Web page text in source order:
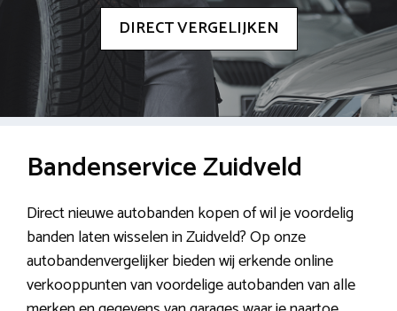
DIRECT VERGELIJKEN
Bandenservice Zuidveld
Direct nieuwe autobanden kopen of wil je voordelig
banden laten wisselen in Zuidveld? Op onze
autobandenvergelijker bieden wij erkende online
verkooppunten van voordelige autobanden van alle